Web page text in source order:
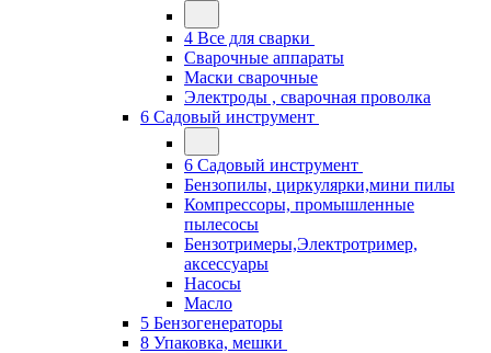
4 Все для сварки
Сварочные аппараты
Маски сварочные
Электроды , сварочная проволка
6 Садовый инструмент
6 Садовый инструмент
Бензопилы, циркулярки,мини пилы
Компрессоры, промышленные
пылесосы
Бензотримеры,Электротример,
аксессуары
Насосы
Масло
5 Бензогенераторы
8 Упаковка, мешки